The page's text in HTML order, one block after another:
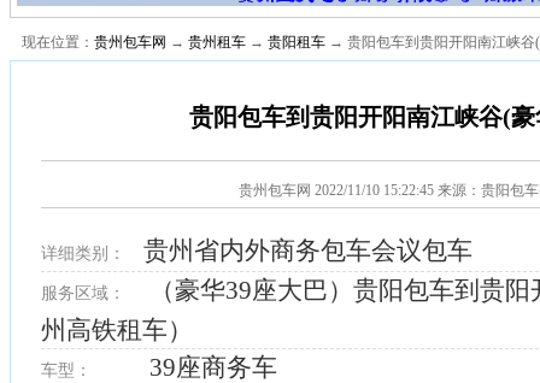
现在位置： 贵州包车网 → 贵州租车 → 贵阳租车 → 贵阳包车到贵阳开阳南江峡谷
贵阳包车到贵阳开阳南江峡谷(豪
贵州包车网 2022/11/10 15:22:45 来源：贵阳包
详细类别： 贵州省内外商务包车会议包车
服务区域：
（豪华39座大巴）贵阳包车到贵
州高铁租车）
车型： 39座商务车